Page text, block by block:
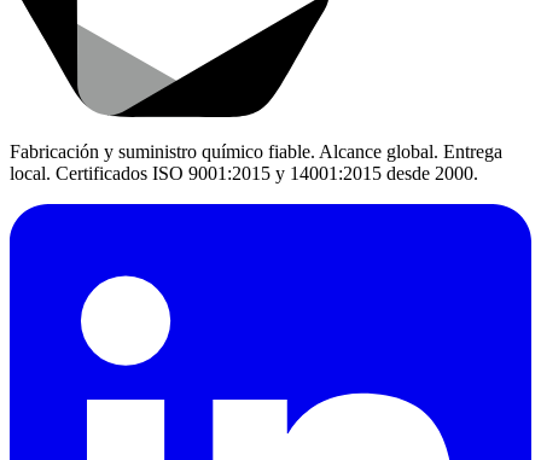
Fabricación y suministro químico fiable. Alcance global. Entrega
local. Certificados ISO 9001:2015 y 14001:2015 desde 2000.